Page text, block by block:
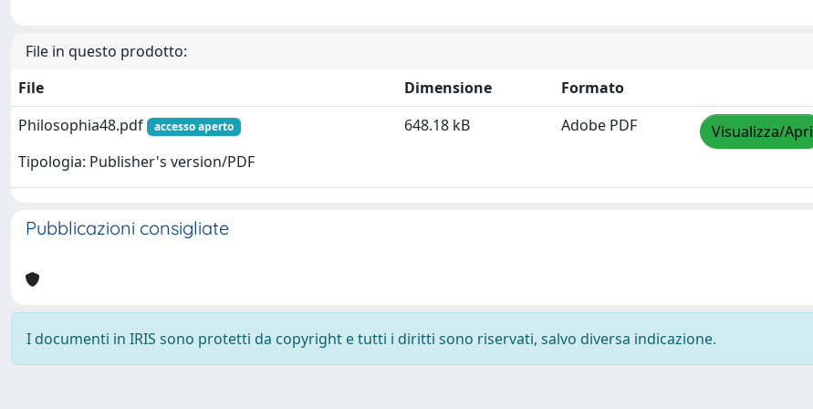
File in questo prodotto:
File
Dimensione
Formato
Philosophia48.pdf
accesso aperto
Tipologia: Publisher's version/PDF
648.18 kB Adobe PDF Visualizza/Apri
Pubblicazioni consigliate
I documenti in IRIS sono protetti da copyright e tutti i diritti sono riservati, salvo diversa indicazione.